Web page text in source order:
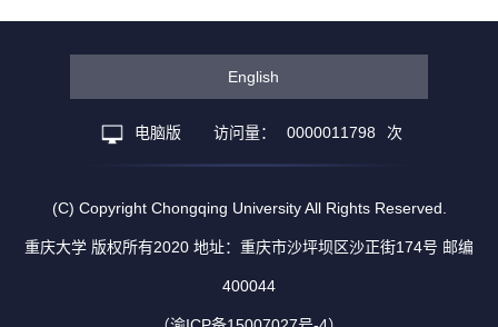
English
电脑版 访问量： 0000011798 次
(C) Copyright Chongqing University All Rights Reserved.
重庆大学 版权所有2020 地址：重庆市沙坪坝区沙正街174号 邮编
400044